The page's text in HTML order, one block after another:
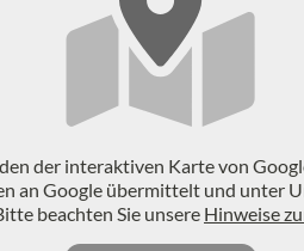
der interaktiven Karte von
an Google übermittelt und unter
beachten Sie unsere Hinweise